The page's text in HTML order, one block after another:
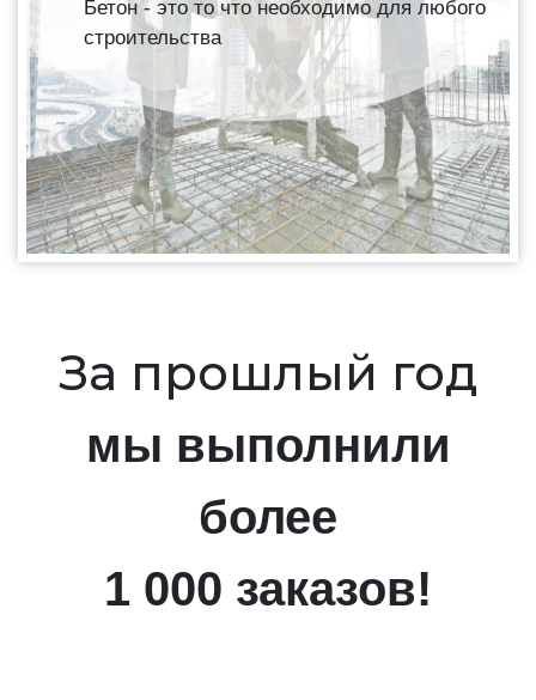
Бетон - это то что необходимо для любого
строительства
За прошлый год
мы выполнили
более
1 000 заказов!